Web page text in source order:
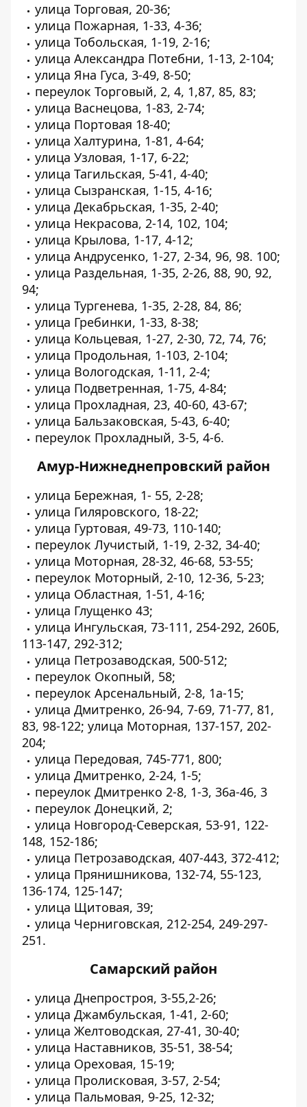
улица Торговая, 20-36;
улица Пожарная, 1-33, 4-36;
улица Тобольская, 1-19, 2-16;
улица Александра Потебни, 1-13, 2-104;
улица Яна Гуса, 3-49, 8-50;
переулок Торговый, 2, 4, 1,87, 85, 83;
улица Васнецова, 1-83, 2-74;
улица Портовая 18-40;
улица Халтурина, 1-81, 4-64;
улица Узловая, 1-17, 6-22;
улица Тагильская, 5-41, 4-40;
улица Сызранская, 1-15, 4-16;
улица Декабрьская, 1-35, 2-40;
улица Некрасова, 2-14, 102, 104;
улица Крылова, 1-17, 4-12;
улица Андрусенко, 1-27, 2-34, 96, 98. 100;
улица Раздельная, 1-35, 2-26, 88, 90, 92,
94;
улица Тургенева, 1-35, 2-28, 84, 86;
улица Гребинки, 1-33, 8-38;
улица Кольцевая, 1-27, 2-30, 72, 74, 76;
улица Продольная, 1-103, 2-104;
улица Вологодская, 1-11, 2-4;
улица Подветренная, 1-75, 4-84;
улица Прохладная, 23, 40-60, 43-67;
улица Бальзаковская, 5-43, 6-40;
переулок Прохладный, 3-5, 4-6.
Амур-Нижнеднепровский район
улица Бережная, 1- 55, 2-28;
улица Гиляровского, 18-22;
улица Гуртовая, 49-73, 110-140;
переулок Лучистый, 1-19, 2-32, 34-40;
улица Моторная, 28-32, 46-68, 53-55;
переулок Моторный, 2-10, 12-36, 5-23;
улица Областная, 1-51, 4-16;
улица Глущенко 43;
улица Ингульская, 73-111, 254-292, 260Б,
113-147, 292-312;
улица Петрозаводская, 500-512;
переулок Окопный, 58;
переулок Арсенальный, 2-8, 1а-15;
улица Дмитренко, 26-94, 7-69, 71-77, 81,
83, 98-122; улица Моторная, 137-157, 202-
204;
улица Передовая, 745-771, 800;
улица Дмитренко, 2-24, 1-5;
переулок Дмитренко 2-8, 1-3, 36а-46, 3
переулок Донецкий, 2;
улица Новгород-Северская, 53-91, 122-
148, 152-186;
улица Петрозаводская, 407-443, 372-412;
улица Прянишникова, 132-74, 55-123,
136-174, 125-147;
улица Щитовая, 39;
улица Черниговская, 212-254, 249-297-
251.
Самарский район
улица Днепростроя, 3-55,2-26;
улица Джамбульская, 1-41, 2-60;
улица Желтоводская, 27-41, 30-40;
улица Наставников, 35-51, 38-54;
улица Ореховая, 15-19;
улица Пролисковая, 3-57, 2-54;
улица Пальмовая, 9-25, 12-32;